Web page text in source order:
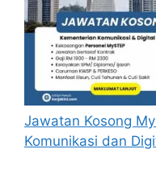
Jawatan Kosong
Komunikasi dan